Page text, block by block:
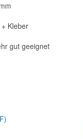
Kleber
gut geeignet